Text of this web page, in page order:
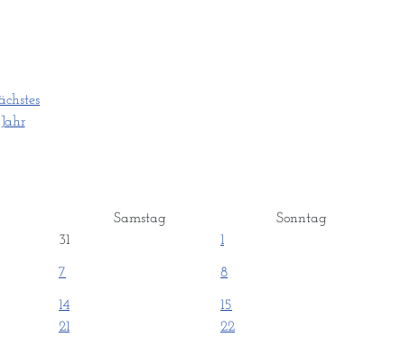
Samstag
Sonntag
31 1
7 8
14
15
21
22